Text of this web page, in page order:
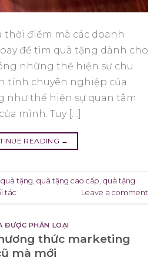
thời điểm mà các doanh
để tìm quà tặng dành cho
những thể hiện sự chu
tính chuyên nghiệp của
như thể hiện sự quan tâm
mình. Tuy […]
READING →
quà tặng, quà tặng cao cấp, quà tặng
tác Leave a comment
ĐƯỢC PHÂN LOẠI
thức marketing
mà mới